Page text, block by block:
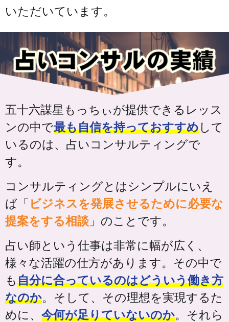
いただいています。
五十六謀星もっちぃが提供できるレッス
ンの中で最も自信を持っておすすめして
いるのは、占いコンサルティングで
す。
コンサルティングとはシンプルにいえ
ば「 ビジネスを発展させるために必要な
提案をする相談 」のことです。
占い師という仕事は非常に幅が広く、
様々な活躍の仕方があります。その中で
も自分に合っているのはどういう働き方
なのか。そして、その理想を実現するた
めに、 今何が足りていないのか。それら